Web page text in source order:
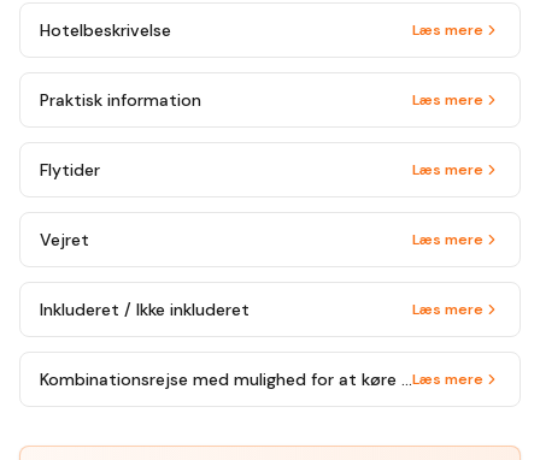
Hotelbeskrivelse Læs mere
Praktisk information Læs mere
Flytider Læs mere
Vejret Læs mere
Inkluderet / Ikke inkluderet Læs mere
Kombinationsrejse med mulighed for at køre på mountainbike
Læs mere